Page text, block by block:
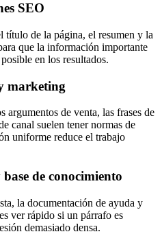
SEO
título de la página, el resumen y la
que la información importante
en los resultados.
marketing
argumentos de venta, las frases de
canal suelen tener normas de
uniforme reduce el trabajo
de conocimiento
la documentación de ayuda y
ver rápido si un párrafo es
demasiado densa.